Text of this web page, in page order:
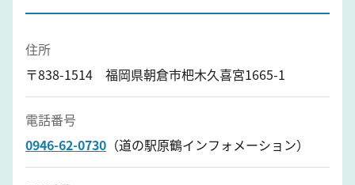
住所
〒838-1514 福岡県朝倉市杷木久喜宮1665-1
電話番号
0946-62-0730 （道の駅原鶴インフォメーション）